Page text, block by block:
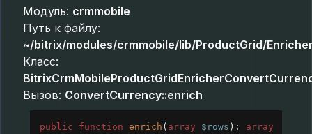
Модуль: crmmobile
Путь к файлу:
~/bitrix/modules/crmmobile/lib/ProductGrid/
Класс:
Вызов: ConvertCurrency::enrich
public function enrich ( array $rows ): array